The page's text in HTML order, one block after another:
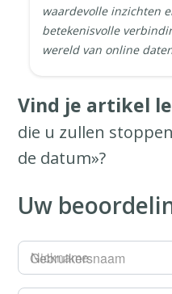
waardevolle inzichten
betekenisvolle
wereld van online
Vind je artikel
die u zullen
de datum»?
Uw
Gebruikersnaam